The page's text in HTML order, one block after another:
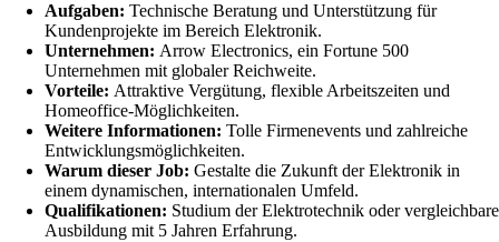
Aufgaben: Technische Beratung und Unterstützung für
Kundenprojekte im Bereich Elektronik.
Unternehmen: Arrow Electronics, ein Fortune 500
Unternehmen mit globaler Reichweite.
Vorteile: Attraktive Vergütung, flexible Arbeitszeiten und
Homeoffice-Möglichkeiten.
Weitere Informationen: Tolle Firmenevents und zahlreiche
Entwicklungsmöglichkeiten.
Warum dieser Job: Gestalte die Zukunft der Elektronik in
einem dynamischen, internationalen Umfeld.
Qualifikationen: Studium der Elektrotechnik oder vergleichbare
Ausbildung mit 5 Jahren Erfahrung.